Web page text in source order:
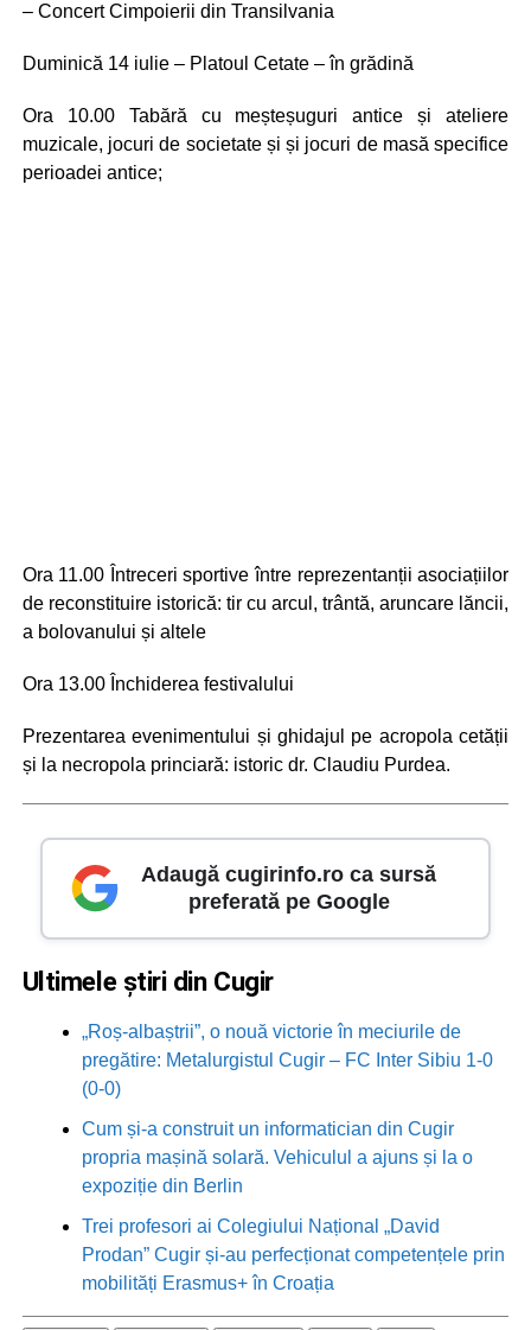
– Concert Cimpoierii din Transilvania
Duminică 14 iulie – Platoul Cetate – în grădină
Ora 10.00 Tabără cu meșteșuguri antice și ateliere
muzicale, jocuri de societate și și jocuri de masă specifice
perioadei antice;
Ora 11.00 Întreceri sportive între reprezentanții asociațiilor
de reconstituire istorică: tir cu arcul, trântă, aruncare lăncii,
a bolovanului și altele
Ora 13.00 Închiderea festivalului
Prezentarea evenimentului și ghidajul pe acropola cetății
și la necropola princiară: istoric dr. Claudiu Purdea.
Adaugă cugirinfo.ro ca sursă
preferată pe Google
Ultimele știri din Cugir
„Roș-albaștrii”, o nouă victorie în meciurile de
pregătire: Metalurgistul Cugir – FC Inter Sibiu 1-0
(0-0)
Cum și-a construit un informatician din Cugir
propria mașină solară. Vehiculul a ajuns și la o
expoziție din Berlin
Trei profesori ai Colegiului Național „David
Prodan” Cugir și-au perfecționat competențele prin
mobilități Erasmus+ în Croația